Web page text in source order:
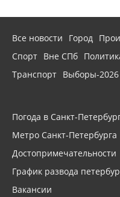
Все новости Город
Спорт Вне СПб
Транспорт Выборы-2026
Погода в Санкт-
Метро Санкт-Петербурга
Достопримечательности
График развода
Вакансии